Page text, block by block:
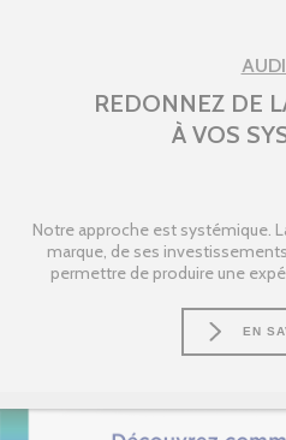
REDONNEZ DE
À VOS
Notre approche est systémique.
marque, de ses
permettre de produire une
EN